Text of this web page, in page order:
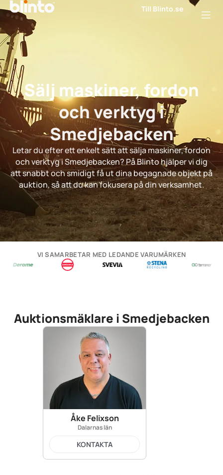
Till Blinto.se
Sälj maskiner, fordon
och verktyg i
Smedjebacken
Letar du efter ett enkelt sätt att sälja maskiner, fordon
och verktyg i Smedjebacken? På Blinto hjälper vi dig
att snabbt och smidigt få ut dina begagnade objekt på
auktion, så att du kan fokusera på din verksamhet.
VI SAMARBETAR MED LEDANDE VARUMÄRKEN
Auktionsmäklare i Smedjebacken
Åke Felixson
Dalarnas län
KONTAKTA